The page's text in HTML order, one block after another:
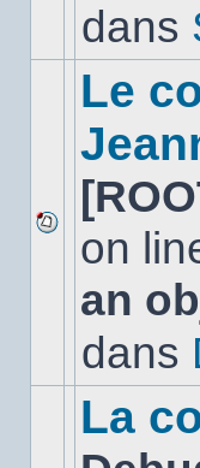
dansdans
Aucun
nouveau
message
non-
dans
Le
on
an
dans
La